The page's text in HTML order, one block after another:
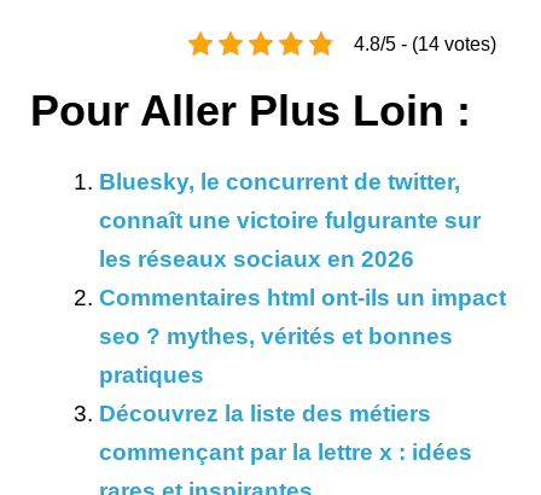
4.8/5 - (14 votes)
Pour Aller Plus Loin :
Bluesky, le concurrent de twitter,
connaît une victoire fulgurante sur
les réseaux sociaux en 2026
Commentaires html ont-ils un impact
seo ? mythes, vérités et bonnes
pratiques
Découvrez la liste des métiers
commençant par la lettre x : idées